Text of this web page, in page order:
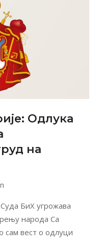
Одлука
на
БиХ угрожава
народа Са
сам вест о одлуци